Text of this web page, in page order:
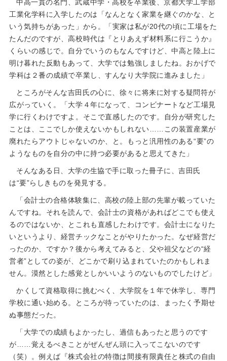
中高一貫の名門、武蔵中学・高校を卒業後、京都大学工学部
工業化学科に入学したのは「なんとなく家業を継ぐのかな、と
いう気持ちがあった」から。「実家は私が20代の頃に工場をた
たんだのですが、高校時代は『とりあえず材料系に行こうか』
くらいの感じで。自分でいうのもなんですけど、中高と陸上に
明け暮れた反動もあって、大学では勉強しましたね。おかげで
学科は２番の成績で卒業し、すんなり大学院に進みました」
ところがそんな吉田氏の心に、徐々に将来に対する疑問符が
広がっていく。「大学４年になって、コンビナートなど工場見
学に行くわけですよ。そこで直感したのです。自分が研究した
ことは、ここでしか使えないかもしれない……この装置産業が
廃れたらアウトじゃないのか、と。もっと汎用性のある“要”の
ようなものを自分の中に持つ必要があると思えてきた」
そんなある日、大学の生協で手に取った冊子に、吉田氏
は“要”らしきものを発見する。
「会計士の合格体験集に、高校の陸上部の先輩が載っていた
んですね。それを読んで、会計士の資格があればどこでも使え
るのではないか、とこれも直感したわけです。会計士になりた
いというより、経営チックなことがやりたかった。なぜ経営だ
ったのか、ですか？後から考えてみると、父や祖父などの“経
営者”としての姿が、どこかで刷り込まれていたのかもしれま
せん。漠然とした感覚としかいいようのないものでしたけど」
かくして資格取得に挑むべく、大学院を１年で休学し、専門
学校に通い始める。ところが待っていたのは、まったく予期せ
ぬ事態だった。
「大学での成績もよかったし、過信もあったと思うのです
が……覚えるべきことがぜんぜん頭に入ってこないのです
（笑）。例えば『株式会社の特徴は間接有限責任と株式の自由